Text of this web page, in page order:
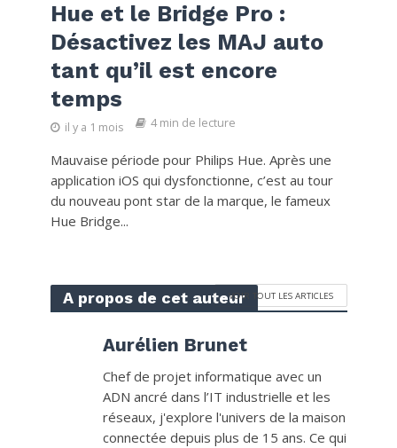
Hue et le Bridge Pro :
Désactivez les MAJ auto
tant qu’il est encore
temps
il y a 1 mois 4 min de lecture
Mauvaise période pour Philips Hue. Après une
application iOS qui dysfonctionne, c’est au tour
du nouveau pont star de la marque, le fameux
Hue Bridge...
A propos de cet auteurVOIR TOUT LES ARTICLES
Aurélien Brunet
Chef de projet informatique avec un
ADN ancré dans l’IT industrielle et les
réseaux, j'explore l'univers de la maison
connectée depuis plus de 15 ans. Ce qui